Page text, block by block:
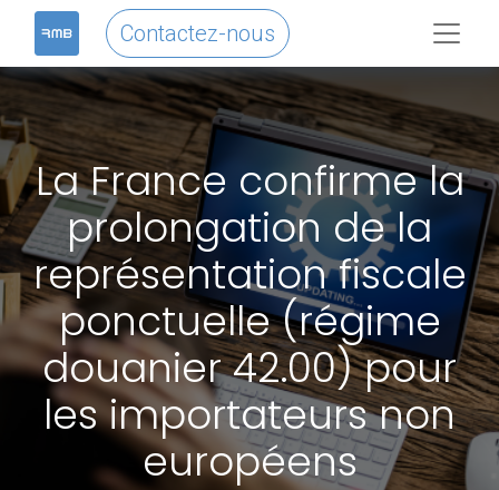
Contactez-nous
La France confirme la
prolongation de la
représentation fiscale
ponctuelle (régime
douanier 42.00) pour
les importateurs non
européens